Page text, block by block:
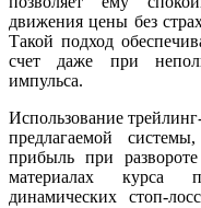
движения цены без
Такой подход
счет даже при
импульса.
Использование
предлагаемой
прибыль при
материалах курса
динамических стоп-